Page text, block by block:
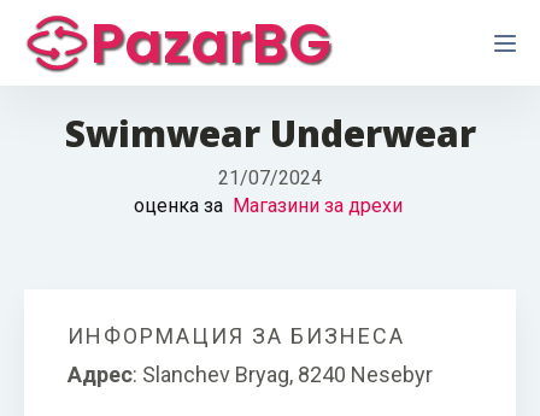
PazarBG
Swimwear Underwear
21/07/2024
оценка за Магазини за дрехи
ИНФОРМАЦИЯ ЗА БИЗНЕСА
Адрес: Slanchev Bryag, 8240 Nesebyr